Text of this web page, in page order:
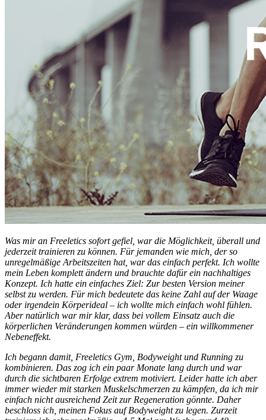
Was mir an Freeletics sofort gefiel, war die Möglichkeit, überall und
jederzeit trainieren zu können. Für jemanden wie mich, der so
unregelmäßige Arbeitszeiten hat, war das einfach perfekt. Ich wollte
mein Leben komplett ändern und brauchte dafür ein nachhaltiges
Konzept. Ich hatte ein einfaches Ziel: Zur besten Version meiner
selbst zu werden. Für mich bedeutete das keine Zahl auf der Waage
oder irgendein Körperideal – ich wollte mich einfach wohl fühlen.
Aber natürlich war mir klar, dass bei vollem Einsatz auch die
körperlichen Veränderungen kommen würden – ein willkommener
Nebeneffekt.
Ich begann damit, Freeletics Gym, Bodyweight und Running zu
kombinieren. Das zog ich ein paar Monate lang durch und war
durch die sichtbaren Erfolge extrem motiviert. Leider hatte ich aber
immer wieder mit starken Muskelschmerzen zu kämpfen, da ich mir
einfach nicht ausreichend Zeit zur Regeneration gönnte. Daher
beschloss ich, meinen Fokus auf Bodyweight zu legen. Zurzeit